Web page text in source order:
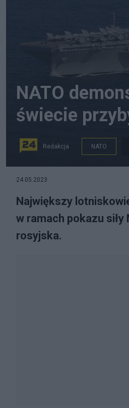
NATO
świecie
Redakcja NATO
24.05.2023
Największy
w ramach pokazu siły
rosyjska.